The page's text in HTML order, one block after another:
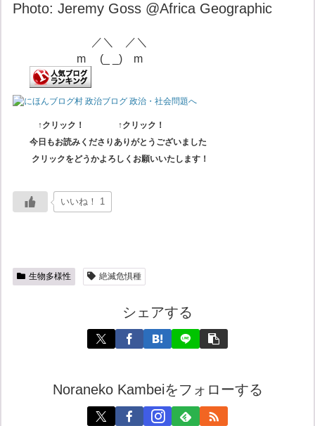
Photo: Jeremy Goss @Africa Geographic
／＼ ／＼
m (_ _) m
↑クリック！ ↑クリック！
今日もお読みくださりありがとうございました
クリックをどうかよろしくお願いいたします！
いいね！ 1
生物多様性 絶滅危惧種
シェアする
Noraneko Kambeiをフォローする